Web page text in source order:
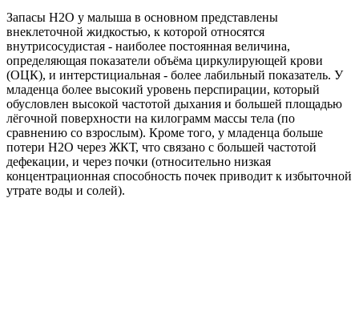
Запасы H2O у малыша в основном представлены
внеклеточной жидкостью, к которой относятся
внутрисосудистая - наиболее постоянная величина,
определяющая показатели объёма циркулирующей крови
(ОЦК), и интерстициальная - более лабильный показатель. У
младенца более высокий уровень перспирации, который
обусловлен высокой частотой дыхания и большей площадью
лёгочной поверхности на килограмм массы тела (по
сравнению со взрослым). Кроме того, у младенца больше
потери H2O через ЖКТ, что связано с большей частотой
дефекации, и через почки (относительно низкая
концентрационная способность почек приводит к избыточной
утрате воды и солей).